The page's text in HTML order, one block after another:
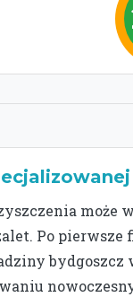
może
Po pierwsze
bydgoszcz